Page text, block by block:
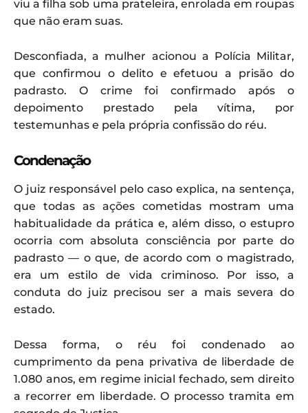
viu a filha sob uma prateleira, enrolada em roupas
que não eram suas.
Desconfiada, a mulher acionou a Polícia Militar,
que confirmou o delito e efetuou a prisão do
padrasto. O crime foi confirmado após o
depoimento prestado pela vítima, por
testemunhas e pela própria confissão do réu.
Condenação
O juiz responsável pelo caso explica, na sentença,
que todas as ações cometidas mostram uma
habitualidade da prática e, além disso, o estupro
ocorria com absoluta consciência por parte do
padrasto — o que, de acordo com o magistrado,
era um estilo de vida criminoso. Por isso, a
conduta do juiz precisou ser a mais severa do
estado.
Dessa forma, o réu foi condenado ao
cumprimento da pena privativa de liberdade de
1.080 anos, em regime inicial fechado, sem direito
a recorrer em liberdade. O processo tramita em